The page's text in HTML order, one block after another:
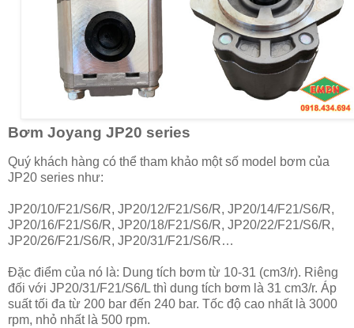
Bơm Joyang JP20 series
Quý khách hàng có thể tham khảo một số model bơm của
JP20 series như:
JP20/10/F21/S6/R, JP20/12/F21/S6/R, JP20/14/F21/S6/R,
JP20/16/F21/S6/R, JP20/18/F21/S6/R, JP20/22/F21/S6/R,
JP20/26/F21/S6/R, JP20/31/F21/S6/R…
Đặc điểm của nó là: Dung tích bơm từ 10-31 (cm3/r). Riêng
đối với JP20/31/F21/S6/L thì dung tích bơm là 31 cm3/r. Áp
suất tối đa từ 200 bar đến 240 bar. Tốc độ cao nhất là 3000
rpm, nhỏ nhất là 500 rpm.